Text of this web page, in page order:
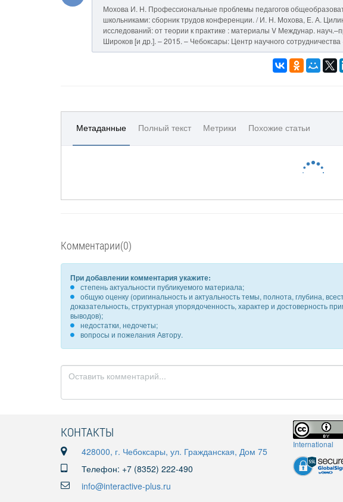
Мохова И. Н. Профессиональные проблемы педагогов
школьниками: сборник трудов конференции. / И. Н. Мохова, Е. А.
исследований: от теории к практике : материалы V Междунар.
Широков [и др.]. – 2015. – Чебоксары: Центр научного
Метаданные Полный текст Метрики Похожие статьи
Комментарии(0)
При добавлении комментария укажите:
степень актуальности публикуемого материала;
общую оценку (оригинальность и актуальность темы, полнота, глубина,
доказательность, структурная упорядоченность, характер и достоверность
выводов);
недостатки, недочеты;
вопросы и пожелания Автору.
КОНТАКТЫ
428000, г. Чебоксары, ул. Гражданская, Дом 75
Телефон: +7 (8352) 222-490
info@interactive-plus.ru
International